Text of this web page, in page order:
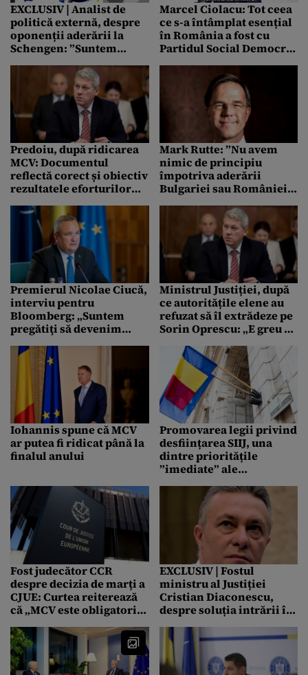
EXCLUSIV | Analist de
politică externă, despre
oponenții aderării la
Schengen: ”Suntem
Problemele invocate de
Austria nu există, altfel
ar fi ieșit la iveală cu mult
timp în urmă și mult mai
vocal dinspre Ungaria”
Marcel Ciolacu: Tot ceea
ce s-a întâmplat esențial
în România a fost cu
Partidul Social Democrat
Predoiu, după ridicarea
MCV: Documentul
reflectă corect și obiectiv
rezultatele eforturilor
Mark Rutte: ”Nu avem
nimic de principiu
împotriva aderării
Bulgariei sau României
Premierul Nicolae Ciucă,
interviu pentru
Bloomberg: „Suntem
pregătiţi să devenim
Ministrul Justiției, după
ce autoritățile elene au
refuzat să îl extrădeze pe
Sorin Oprescu: „E greu de
definitive sunt respinse
de unele state UE” /
„Neîncrederea în
sentințele instanțelor
române este creată de
persistența MCV”
Iohannis spune că MCV
ar putea fi ridicat până la
finalul anului
Promovarea legii privind
desființarea SIIJ, una
dintre prioritățile
”imediate” ale
Fost judecător CCR
despre decizia de marți a
CJUE: Curtea reiterează
că „MCV este obligatoriu
pentru România”
EXCLUSIV | Fostul
ministru al Justiției
Cristian Diaconescu,
despre soluția intrării în
ridicăm de la masa
negocierilor până nu
câștigăm ceea ce ni s-ar